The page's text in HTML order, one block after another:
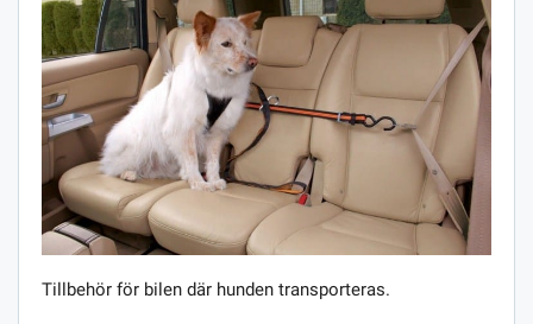
Tillbehör för bilen där hunden transporteras.